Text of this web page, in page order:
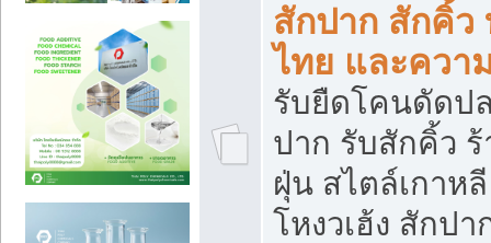
สักปาก สักคิ้
ไทย และควา
รับยืดโคนดัดป
ปาก รับสักคิ้ว
ฝุ่น สไตล์เกาห
โหงวเฮ้ง สักป